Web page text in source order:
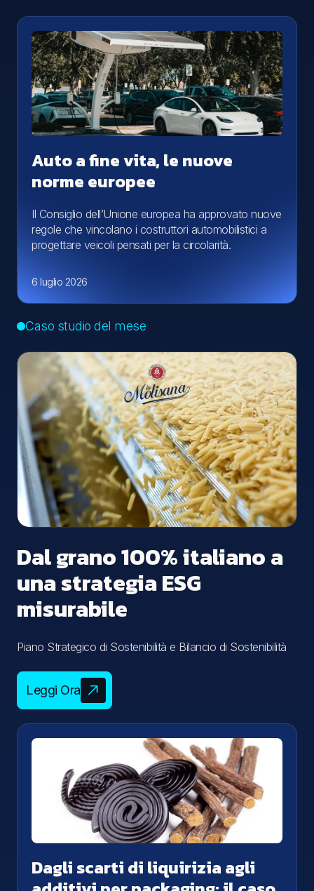
Auto a fine vita, le nuove
norme europee
Il Consiglio dell’Unione europea ha approvato nuove
regole che vincolano i costruttori automobilistici a
progettare veicoli pensati per la circolarità.
6 luglio 2026
Caso studio del mese
Dal grano 100% italiano a
una strategia ESG
misurabile
Piano Strategico di Sostenibilità e Bilancio di Sostenibilità
Leggi Ora
Dagli scarti di liquirizia agli